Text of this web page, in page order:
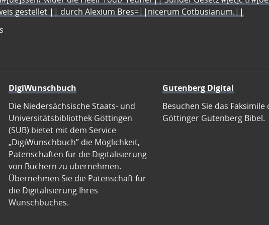
gestellet || durch Alexium Bres=||nicerum Cotbusianum.||
DigiWunschbuch
Die Niedersächsische Staats- und
Universitätsbibliothek Göttingen
(SUB) bietet mit dem Service
„DigiWunschbuch” die Möglichkeit,
Patenschaften für die Digitalisierung
von Büchern zu übernehmen.
Übernehmen Sie die Patenschaft für
die Digitalisierung Ihres
Wunschbuches.
Gutenberg Digital
Besuchen Sie das Faksimile
Göttinger Gutenberg Bibel.